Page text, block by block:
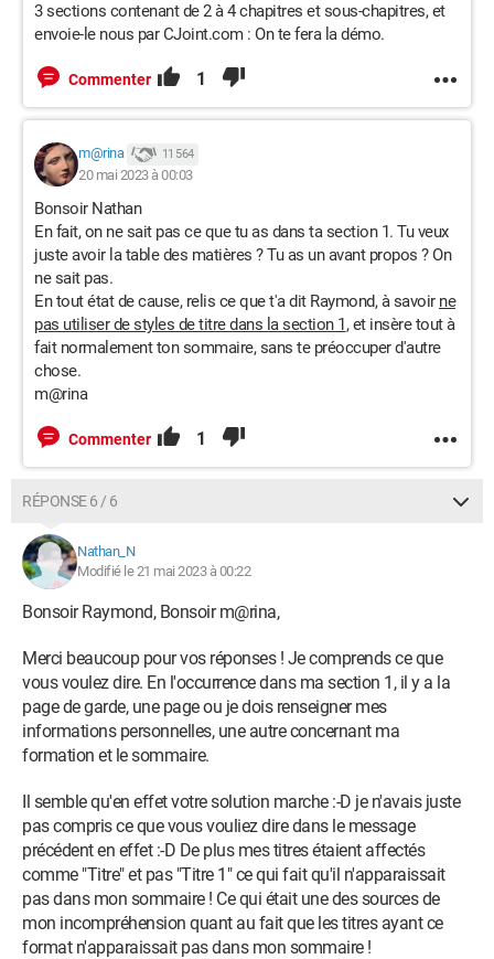
3 sections contenant de 2 à 4 chapitres et sous-chapitres, et
envoie-le nous par CJoint.com : On te fera la démo.
Commenter 1
m@rina 11 564
20 mai 2023 à 00:03
Bonsoir Nathan
En fait, on ne sait pas ce que tu as dans ta section 1. Tu veux
juste avoir la table des matières ? Tu as un avant propos ? On
ne sait pas.
En tout état de cause, relis ce que t'a dit Raymond, à savoir ne
pas utiliser de styles de titre dans la section 1, et insère tout à
fait normalement ton sommaire, sans te préoccuper d'autre
chose.
m@rina
Commenter 1
RÉPONSE 6 / 6
Nathan_N
Modifié le 21 mai 2023 à 00:22
Bonsoir Raymond, Bonsoir m@rina,
Merci beaucoup pour vos réponses ! Je comprends ce que
vous voulez dire. En l'occurrence dans ma section 1, il y a la
page de garde, une page ou je dois renseigner mes
informations personnelles, une autre concernant ma
formation et le sommaire.
Il semble qu'en effet votre solution marche :-D je n'avais juste
pas compris ce que vous vouliez dire dans le message
précédent en effet :-D De plus mes titres étaient affectés
comme "Titre" et pas "Titre 1" ce qui fait qu'il n'apparaissait
pas dans mon sommaire ! Ce qui était une des sources de
mon incompréhension quant au fait que les titres ayant ce
format n'apparaissait pas dans mon sommaire !